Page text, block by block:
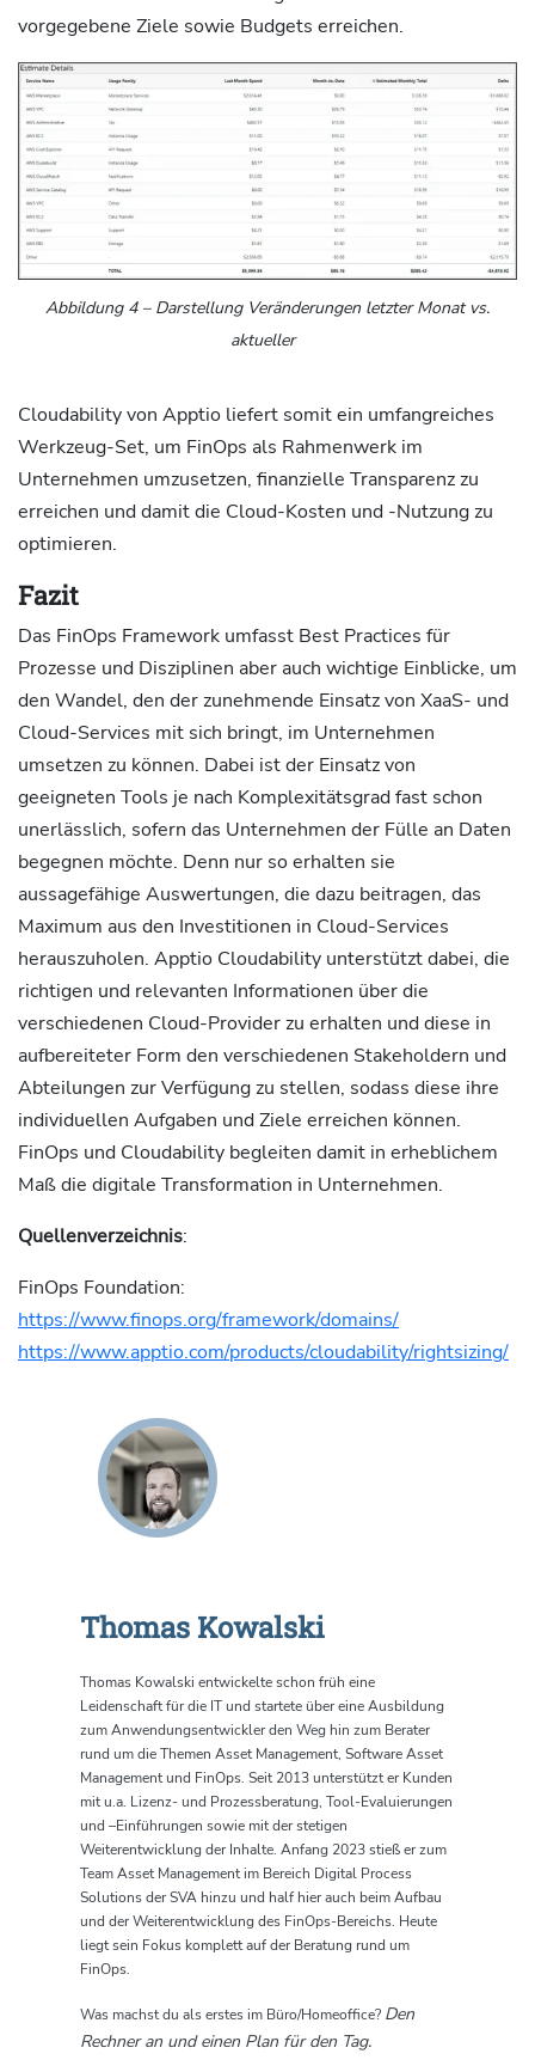
vorgegebene Ziele sowie Budgets erreichen.
Abbildung 4– Darstellung Veränderungen letzter Monat vs.
aktueller
Cloudability von Apptio liefert somit ein umfangreiches
Werkzeug-Set, um FinOps als Rahmenwerk im
Unternehmen umzusetzen, finanzielle Transparenz zu
erreichen und damit die Cloud-Kosten und -Nutzung zu
optimieren.
Fazit
Das FinOps Framework umfasst Best Practices für
Prozesse und Disziplinen aber auch wichtige Einblicke, um
den Wandel, den der zunehmende Einsatz von XaaS- und
Cloud-Services mit sich bringt, im Unternehmen
umsetzen zu können. Dabei ist der Einsatz von
geeigneten Tools je nach Komplexitätsgrad fast schon
unerlässlich, sofern das Unternehmen der Fülle an Daten
begegnen möchte. Denn nur so erhalten sie
aussagefähige Auswertungen, die dazu beitragen, das
Maximum aus den Investitionen in Cloud-Services
herauszuholen. Apptio Cloudability unterstützt dabei, die
richtigen und relevanten Informationen über die
verschiedenen Cloud-Provider zu erhalten und diese in
aufbereiteter Form den verschiedenen Stakeholdern und
Abteilungen zur Verfügung zu stellen, sodass diese ihre
individuellen Aufgaben und Ziele erreichen können.
FinOps und Cloudability begleiten damit in erheblichem
Maß die digitale Transformation in Unternehmen.
Quellenverzeichnis:
FinOps Foundation:
https://www.finops.org/framework/domains/
https://www.apptio.com/products/cloudability/rightsizing/
Thomas Kowalski
Thomas Kowalski entwickelte schon früh eine
Leidenschaft für die IT und startete über eine Ausbildung
zum Anwendungsentwickler den Weg hin zum Berater
rund um die Themen Asset Management, Software Asset
Management und FinOps. Seit 2013 unterstützt er Kunden
mit u.a. Lizenz- und Prozessberatung, Tool-Evaluierungen
und –Einführungen sowie mit derstetigen
Weiterentwicklung der Inhalte. Anfang 2023stieß erzum
Team Asset Management im Bereich Digital Process
Solutionsder SVAhinzu und half hier auch beim Aufbau
und der Weiterentwicklung des FinOps-Bereichs. Heute
liegtsein Fokus komplett auf der Beratung rund um
FinOps.
Was machst du als erstes im Büro/Homeoffice? Den
Rechner an und einen Plan für den Tag.